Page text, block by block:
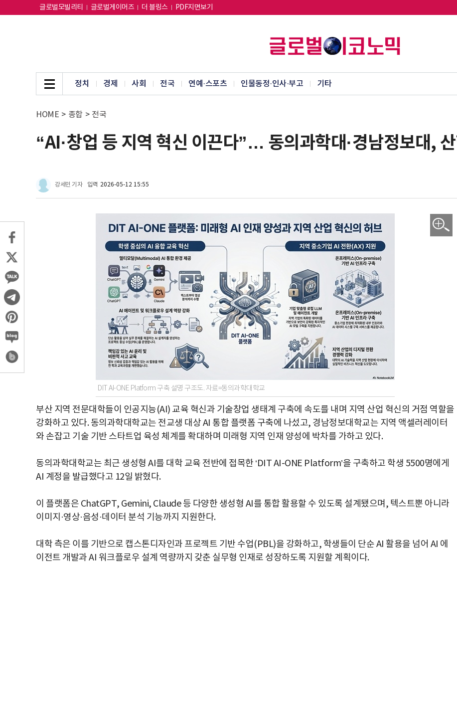
글로벌모빌리티 글로벌게이머즈 더 블링스 PDF지면보기
정치 경제 사회 전국 연예·스포츠 인물동정·인사·부고 기타
HOME > 종합 > 전국
“AI·창업 등 지역 혁신 이끈다”… 동의과학대·경남정보대,
강세민 기자 입력 2026-05-12 15:55
DIT AI-ONE Platform 구축 설명 구조도. 자료=동의과학대학교
부산 지역 전문대학들이 인공지능(AI) 교육 혁신과 기술창업 생태계 구축에 속도를 내며 지역 산업 혁신의 거점 역할을
강화하고 있다. 동의과학대학교는 전교생 대상 AI 통합 플랫폼 구축에 나섰고, 경남정보대학교는 지역 액셀러레이터
와 손잡고 기술 기반 스타트업 육성 체계를 확대하며 미래형 지역 인재 양성에 박차를 가하고 있다.
동의과학대학교는 최근 생성형 AI를 대학 교육 전반에 접목한 ‘DIT AI-ONE Platform’을 구축하고 학생 5500명에게
AI 계정을 발급했다고 12일 밝혔다.
이 플랫폼은 ChatGPT, Gemini, Claude 등 다양한 생성형 AI를 통합 활용할 수 있도록 설계됐으며, 텍스트뿐 아니라
이미지·영상·음성·데이터 분석 기능까지 지원한다.
대학 측은 이를 기반으로 캡스톤디자인과 프로젝트 기반 수업(PBL)을 강화하고, 학생들이 단순 AI 활용을 넘어 AI 에
이전트 개발과 AI 워크플로우 설계 역량까지 갖춘 실무형 인재로 성장하도록 지원할 계획이다.